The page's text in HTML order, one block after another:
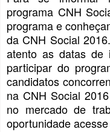
programa CNH
programa e
da CNH Social
atento as datas de
participar do
candidatos
na CNH Social
no mercado de
oportunidade